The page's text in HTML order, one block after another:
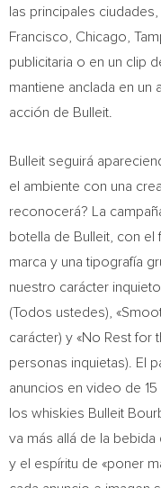
las principales
Francisco, Chicago,
publicitaria o en un clip
mantiene anclada en un
acción de Bulleit.
Bulleit seguirá
el ambiente con una
reconocerá? La
botella de Bulleit, con el
marca y una tipografía
nuestro carácter
(Todos ustedes),
carácter) y «No Rest for
personas inquietas). El
anuncios en video de
los whiskies Bulleit
va más allá de la bebida
y el espíritu de «poner